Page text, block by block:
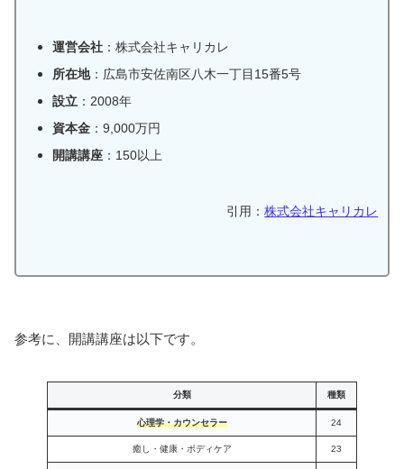
運営会社：株式会社キャリカレ
所在地：広島市安佐南区八木一丁目15番5号
設立：2008年
資本金：9,000万円
開講講座：150以上
引用：株式会社キャリカレ
参考に、開講講座は以下です。
分類 種類
心理学・カウンセラー 24
癒し・健康・ボディケア 23